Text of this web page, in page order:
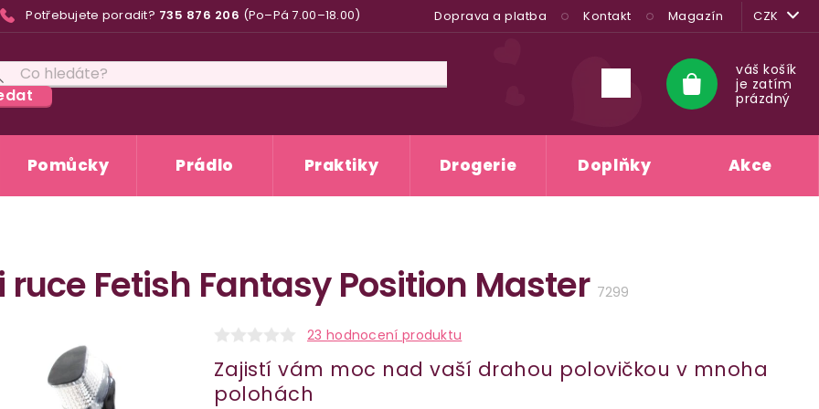
Potřebujete poradit? 735 876 206 (Po–Pá 7.00–18.00) Doprava a platba Kontakt Magazín CZK
Nákupní
košík
váš košík
je zatím
prázdný
Pomůcky Prádlo Praktiky Drogerie Doplňky Akce
Fetish Fantasy Position Master 7299
23 hodnocení produktu
Zajistí vám moc nad vaší drahou polovičkou v mnoha
polohách